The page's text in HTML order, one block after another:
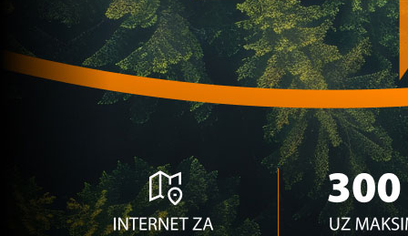
Ovo niko nije očekivao: Nikola
Vasilj iznenadio izborom novog
kluba!
3 sedmica 5 dan
A Selekcija
Jovo Lukić ima novi klub: Trener
Cluja praktično potvrdio veliki
transfer!